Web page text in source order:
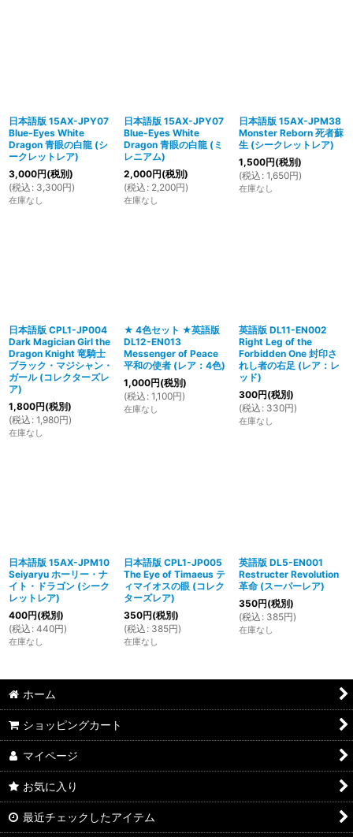
日本語版 15AX-JPY07
Blue-Eyes White
Dragon 青眼の白龍 (シ
ークレットレア)
3,000円(税別)
(税込 : 3,300円)
在庫なし
日本語版 15AX-JPY07
Blue-Eyes White
Dragon 青眼の白龍 (ミ
レニアム)
2,000円(税別)
(税込 : 2,200円)
在庫なし
日本語版 15AX-JPM38
Monster Reborn 死者蘇
生 (シークレットレア)
1,500円(税別)
(税込 : 1,650円)
在庫なし
日本語版 CPL1-JP004
Dark Magician Girl the
Dragon Knight 竜騎士
ブラック・マジシャン・
ガール (コレクターズレ
ア)
1,800円(税別)
(税込 : 1,980円)
在庫なし
★ 4色セット ★英語版
DL12-EN013
Messenger of Peace
平和の使者 (レア：4色)
1,000円(税別)
(税込 : 1,100円)
在庫なし
英語版 DL11-EN002
Right Leg of the
Forbidden One 封印さ
れし者の右足 (レア：レ
ッド)
300円(税別)
(税込 : 330円)
在庫なし
日本語版 15AX-JPM10
Seiyaryu ホーリー・ナ
イト・ドラゴン (シーク
レットレア)
400円(税別)
(税込 : 440円)
在庫なし
日本語版 CPL1-JP005
The Eye of Timaeus テ
ィマイオスの眼 (コレク
ターズレア)
350円(税別)
(税込 : 385円)
在庫なし
英語版 DL5-EN001
Restructer Revolution
革命 (スーパーレア)
350円(税別)
(税込 : 385円)
在庫なし
ホーム
ショッピングカート
マイページ
お気に入り
最近チェックしたアイテム